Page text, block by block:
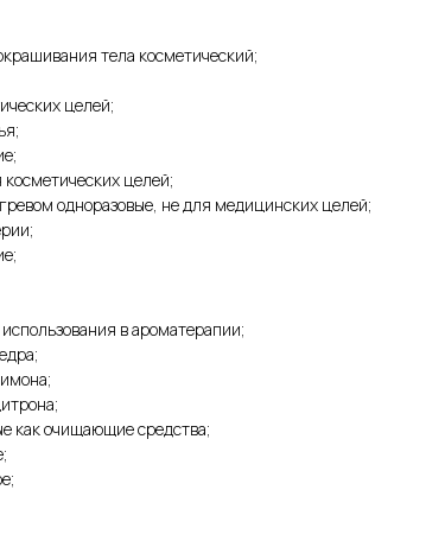
тела косметический;
целей;
целей;
одноразовые, не для медицинских целей;
в ароматерапии;
как очищающие средства;